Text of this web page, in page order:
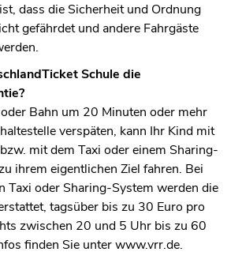
dass die Sicherheit und Ordnung
gefährdet und andere Fahrgäste
Schule die
Bahn um 20 Minuten oder mehr
verspäten, kann Ihr Kind mit
mit dem Taxi oder einem Sharing-
ihrem eigentlichen Ziel fahren. Bei
Taxi oder Sharing-System werden die
tagsüber bis zu 30 Euro pro
zwischen 20 und 5 Uhr bis zu 60
finden Sie unter www.vrr.de.